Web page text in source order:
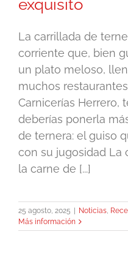
exquisito
La carrillada de
corriente que, bien
un plato meloso,
muchos
Carnicerías Herrero,
deberías ponerla
de ternera: el guiso
con su jugosidad La
la carne de [...]
25 agosto, 2025 Noticias,
Más información